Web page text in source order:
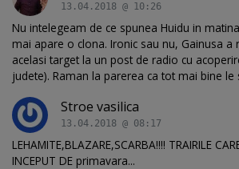
13.04.2018 @ 10:26
Nu intelegeam de ce spunea Huidu in
mai apare o clona. Ironic sau nu, Gainusa a
acelasi target la un post de radio cu
judete). Raman la parerea ca tot mai bine le
Stroe vasilica
13.04.2018 @ 08:17
LEHAMITE,BLAZARE,SCARBA!!!! TRAIRILE
INCEPUT DE primavara...